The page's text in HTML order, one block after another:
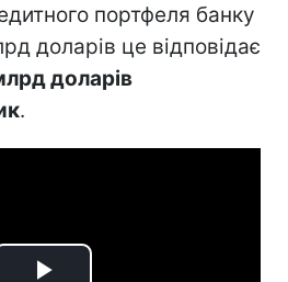
портфеля банку
доларів це відповідає
доларів
.